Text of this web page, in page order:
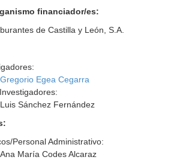
financiador/es:
de Castilla y León, S.A.
Gregorio Egea Cegarra
Luis Sánchez Fernández
Personal Administrativo:
Ana María Codes Alcaraz